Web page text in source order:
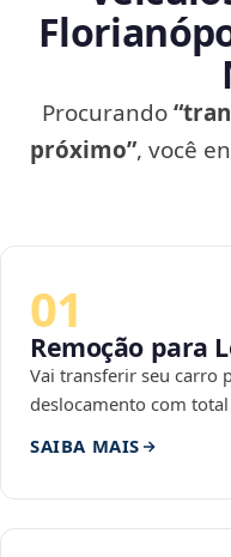
Procurando
próximo”, você
01
Remoção para
Vai transferir seu carro
deslocamento com
SAIBA MAIS